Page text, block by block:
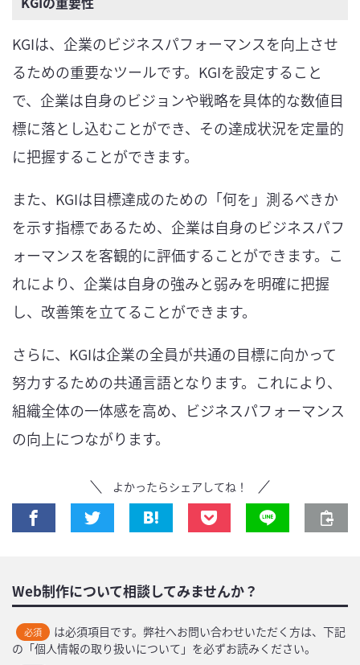
KGIは、企業のビジネスパフォーマンスを向上させ
るための重要なツールです。KGIを設定すること
で、企業は自身のビジョンや戦略を具体的な数値目
標に落とし込むことができ、その達成状況を定量的
に把握することができます。
また、KGIは目標達成のための「何を」測るべきか
を示す指標であるため、企業は自身のビジネスパフ
ォーマンスを客観的に評価することができます。こ
れにより、企業は自身の強みと弱みを明確に把握
し、改善策を立てることができます。
さらに、KGIは企業の全員が共通の目標に向かって
努力するための共通言語となります。これにより、
組織全体の一体感を高め、ビジネスパフォーマンス
の向上につながります。
よかったらシェアしてね！
Web制作について相談してみませんか？
必須
は必須項目です。弊社へお問い合わせいただく方は、下記
の「個人情報の取り扱いについて」を必ずお読みください。